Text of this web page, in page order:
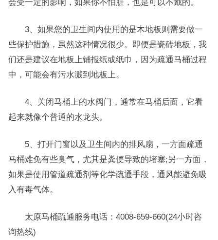
会受一定的影响，如果你不怕脏，也是可以不戴的。
3、如果您的卫生间内使用的是木地板则需要做一
些保护措施，虽然这种情况很少。即便是瓷砖地板，我
们还是建议在地板上铺报纸或纸巾，因为疏通马桶过程
中，可能会有污水溅到地板上。
4、关闭马桶上的水阀门，通常在马桶后面，它看
起来就像个普通的水龙头。
5、打开门窗以及卫生间内的排风扇，一方面疏通
马桶难免有些臭气，尤其是粪便导致的堵塞;另一方面，
如果是使用管道疏通剂等化学疏通手段，通风能避免吸
入有毒气体。
太原马桶疏通服务电话：4008-659-660(24小时咨
询热线)